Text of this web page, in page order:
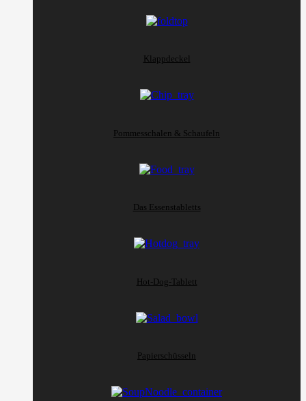
Klappdeckel
Pommesschalen & Schaufeln
Das Essenstabletts
Hot-Dog-Tablett
Papierschüsseln